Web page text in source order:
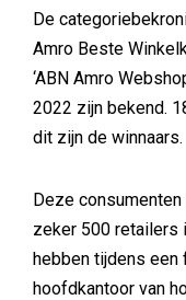
De
Amro Beste
‘ABN Amro
2022 zijn bekend.
dit zijn de winnaars.
Deze
zeker 500 retailers
hebben tijdens
hoofdkantoor van